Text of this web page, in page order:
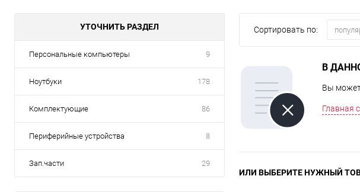
УТОЧНИТЬ РАЗДЕЛ
Персональные компьютеры 9
Ноутбуки 178
Комплектующие 86
Периферийные устройства 8
Зап.части 29
Сортировать по:
В
Вы
Главная
ИЛИ ВЫБЕРИТЕ НУЖНЫЙ